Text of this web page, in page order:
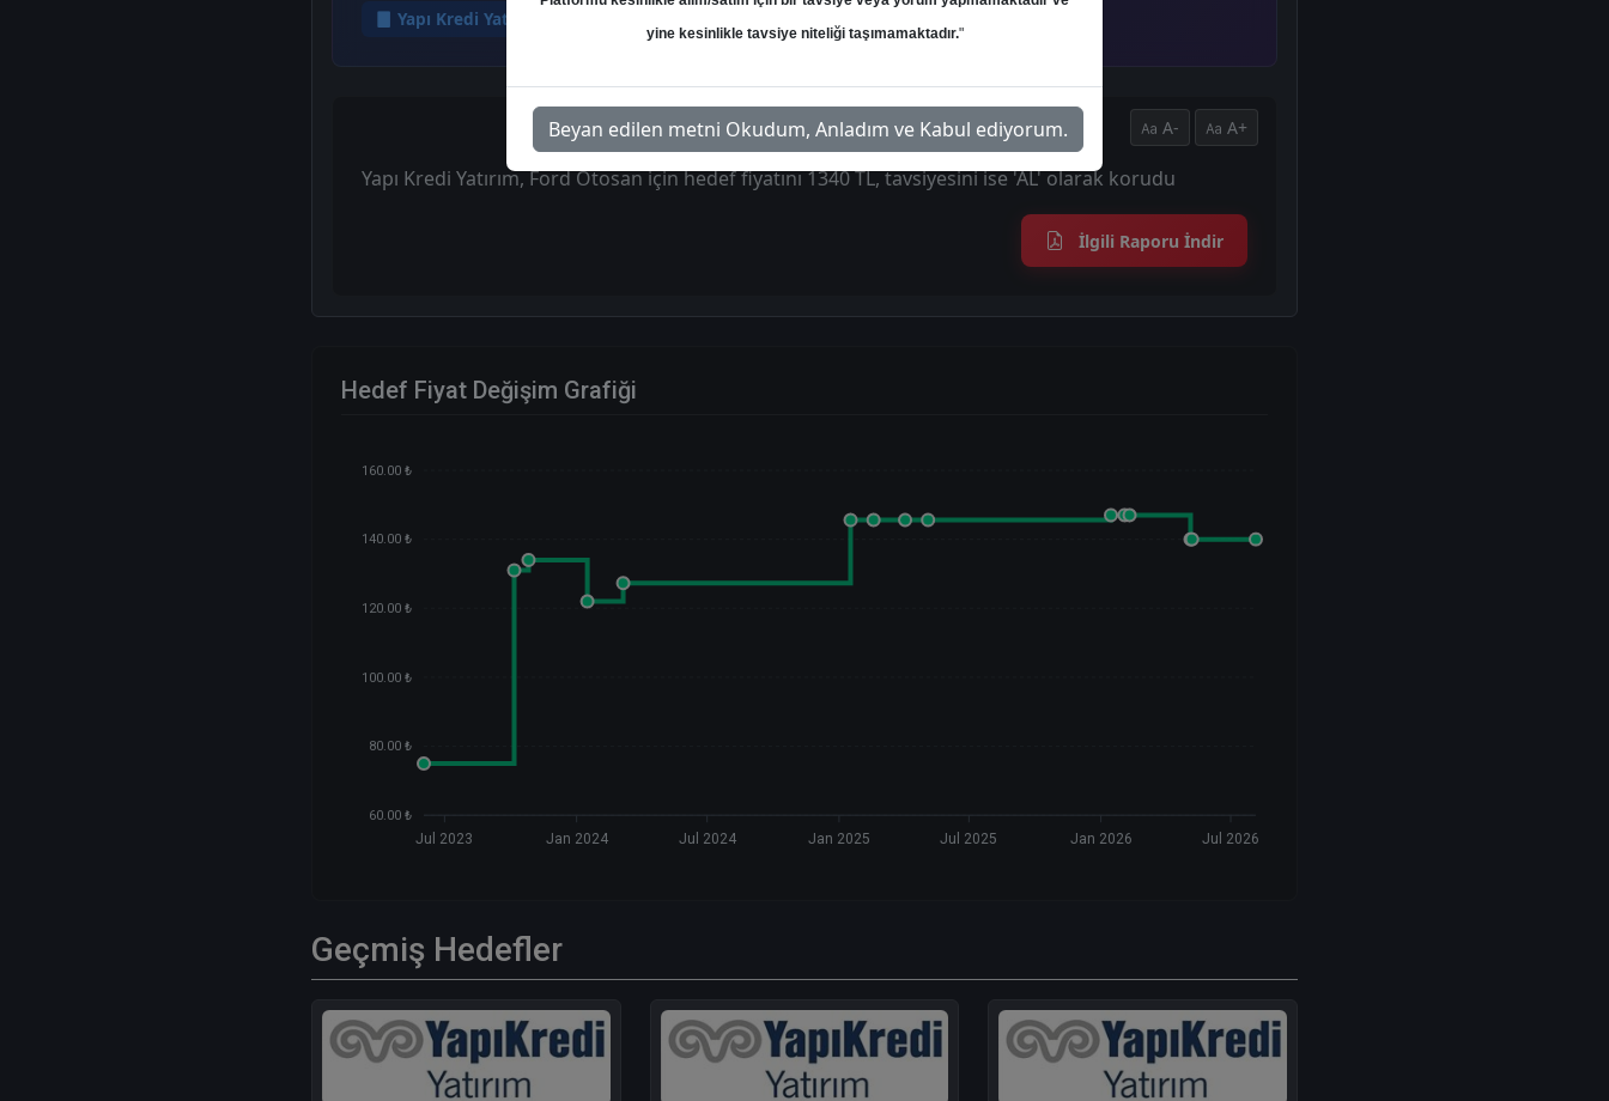
Yapı Kredi Yatırım
A- A+
Yapı Kredi Yatırım, Ford Otosan için hedef fiyatını 1340 TL, tavsiyesini ise 'AL' olarak korudu
İlgili Raporu İndir
Hedef Fiyat Değişim Grafiği
160.00 ₺
140.00 ₺
120.00 ₺
100.00 ₺
80.00 ₺
60.00 ₺
Jul 2023 Jan 2024 Jul 2024 Jan 2025 Jul 2025 Jan 2026 Jul 2026
Geçmiş Hedefler
yine kesinlikle tavsiye niteliği taşımamaktadır."
Beyan edilen metni Okudum, Anladım ve Kabul ediyorum.